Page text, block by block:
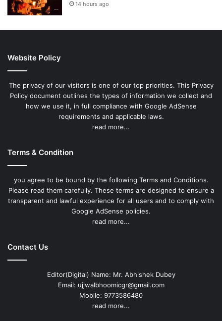
14 hours ago
Website Policy
The privacy of our visitors is one of our top priorities. This Privacy
Policy document outlines the types of information we collect and
how we use it, in full compliance with Google AdSense
requirements and applicable laws.
read more...
Terms & Condition
you agree to be bound by the following Terms and Conditions.
Please read them carefully. These terms are designed to ensure a
transparent and lawful experience for all users and to comply with
Google AdSense policies.
read more...
Contact Us
Editor(Digital) Name: Mr. Abhishek Dubey
Email: ujjwalbhoomicgr@gmail.com
Mobile: 9773586480
read more...